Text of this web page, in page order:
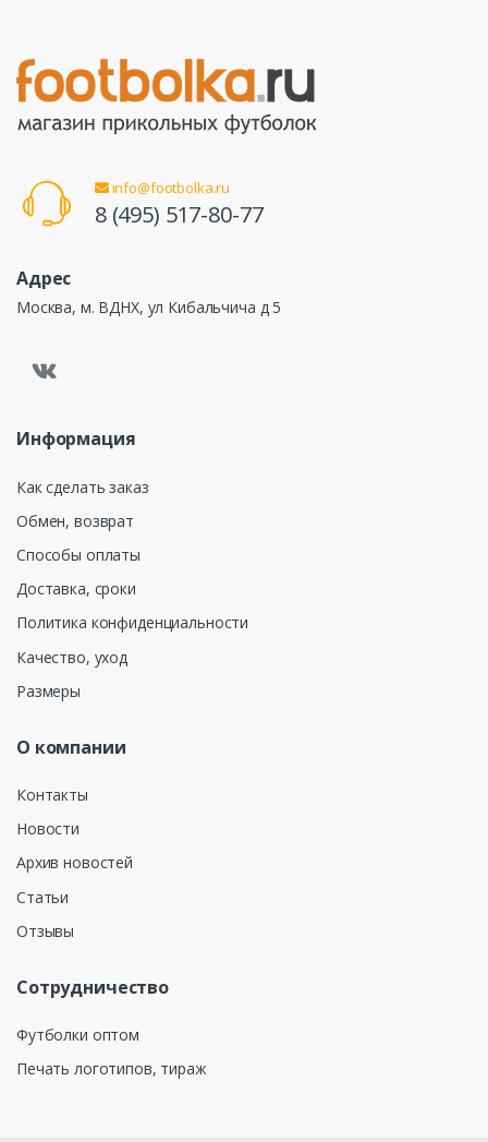
info@footbolka.ru
8 (495) 517-80-77
Адрес
Москва, м. ВДНХ, ул Кибальчича д 5
Информация
Как сделать заказ
Обмен, возврат
Способы оплаты
Доставка, сроки
Политика конфиденциальности
Качество, уход
Размеры
О компании
Контакты
Новости
Архив новостей
Статьи
Отзывы
Сотрудничество
Футболки оптом
Печать логотипов, тираж